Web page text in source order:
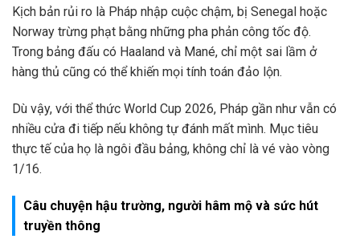
Kịch bản rủi ro là Pháp nhập cuộc chậm, bị Senegal hoặc
Norway trừng phạt bằng những pha phản công tốc độ.
Trong bảng đấu có Haaland và Mané, chỉ một sai lầm ở
hàng thủ cũng có thể khiến mọi tính toán đảo lộn.
Dù vậy, với thể thức World Cup 2026, Pháp gần như vẫn có
nhiều cửa đi tiếp nếu không tự đánh mất mình. Mục tiêu
thực tế của họ là ngôi đầu bảng, không chỉ là vé vào vòng
1/16.
Câu chuyện hậu trường, người hâm mộ và sức hút
truyền thông